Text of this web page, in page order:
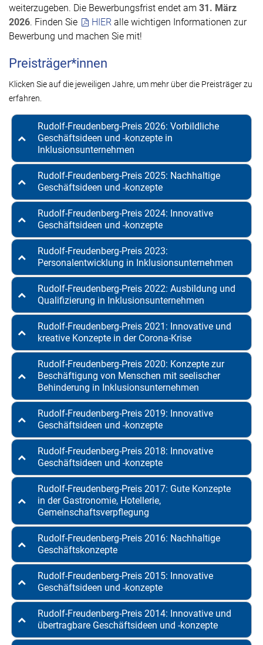
weiterzugeben. Die Bewerbungsfrist endet am 31. März
2026. Finden Sie HIER alle wichtigen Informationen zur
Bewerbung und machen Sie mit!
Preisträger*innen
Klicken Sie auf die jeweiligen Jahre, um mehr über die Preisträger zu
erfahren.
Rudolf-Freudenberg-Preis 2026: Vorbildliche
Geschäftsideen und -konzepte in
Inklusionsunternehmen
Rudolf-Freudenberg-Preis 2025: Nachhaltige
Geschäftsideen und -konzepte
Rudolf-Freudenberg-Preis 2024: Innovative
Geschäftsideen und -konzepte
Rudolf-Freudenberg-Preis 2023:
Personalentwicklung in Inklusionsunternehmen
Rudolf-Freudenberg-Preis 2022: Ausbildung und
Qualifizierung in Inklusionsunternehmen
Rudolf-Freudenberg-Preis 2021: Innovative und
kreative Konzepte in der Corona-Krise
Rudolf-Freudenberg-Preis 2020: Konzepte zur
Beschäftigung von Menschen mit seelischer
Behinderung in Inklusionsunternehmen
Rudolf-Freudenberg-Preis 2019: Innovative
Geschäftsideen und -konzepte
Rudolf-Freudenberg-Preis 2018: Innovative
Geschäftsideen und -konzepte
Rudolf-Freudenberg-Preis 2017: Gute Konzepte
in der Gastronomie, Hotellerie,
Gemeinschaftsverpflegung
Rudolf-Freudenberg-Preis 2016: Nachhaltige
Geschäftskonzepte
Rudolf-Freudenberg-Preis 2015: Innovative
Geschäftsideen und -konzepte
Rudolf-Freudenberg-Preis 2014: Innovative und
übertragbare Geschäftsideen und -konzepte